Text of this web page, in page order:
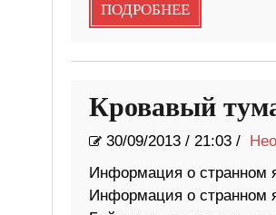
ПОДРОБНЕЕ
Кровавый
30/09/2013/ 21:03 /
Информация о странном
Информация о странном